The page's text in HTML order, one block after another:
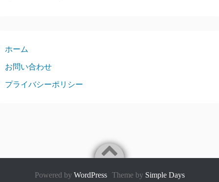
ホーム
お問い合わせ
プライバシーポリシー
Powered by WordPress Theme by Simple Days